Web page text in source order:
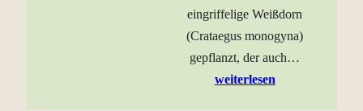
eingriffelige Weißdorn
(Crataegus monogyna)
gepflanzt, der auch…
weiterlesen